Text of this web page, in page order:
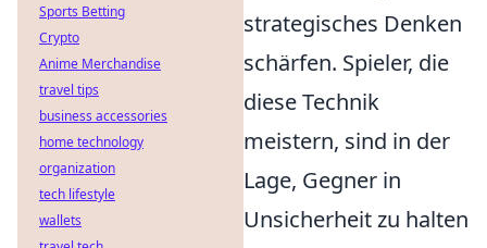
strategisches Denken
schärfen. Spieler, die
diese Technik
meistern, sind in der
Lage, Gegner in
Unsicherheit zu halten
Sports Betting
Crypto
Anime Merchandise
travel tips
business accessories
home technology
organization
tech lifestyle
wallets